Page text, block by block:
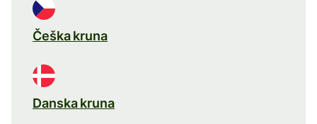
Češka kruna
Danska kruna